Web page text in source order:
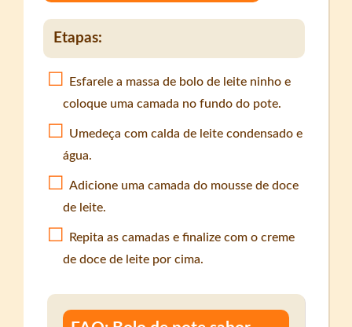
Etapas:
Esfarele a massa de bolo de leite ninho e
coloque uma camada no fundo do pote.
Umedeça com calda de leite condensado e
água.
Adicione uma camada do mousse de doce
de leite.
Repita as camadas e finalize com o creme
de doce de leite por cima.